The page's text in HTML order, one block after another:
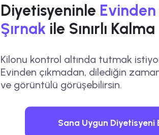
Diyetisyeninle
Şırnakile Sınırlı Kalma
Kilonu kontrol altında tutmak
Evinden çıkmadan, dilediğin
ve görüntülü görüşebilirsin.
Sana Uygun Diyetisyeni